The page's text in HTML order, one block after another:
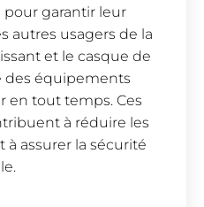
garantir leur
autres usagers de la
et le casque de
des équipements
en tout temps. Ces
à réduire les
à assurer la sécurité